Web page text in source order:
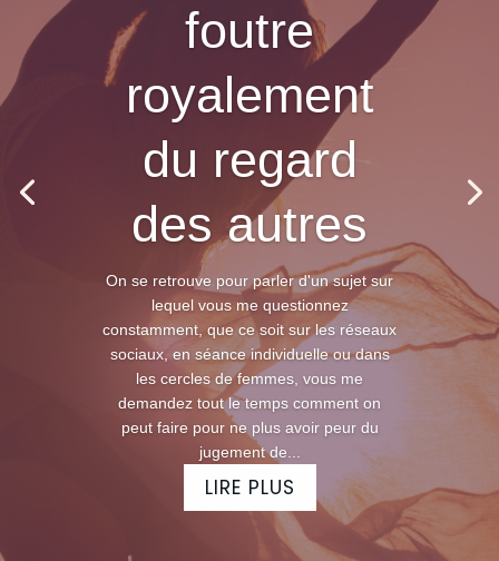
foutre
royalement
du regard
des autres
On se retrouve pour parler d'un sujet sur
lequel vous me questionnez
constamment, que ce soit sur les réseaux
sociaux, en séance individuelle ou dans
les cercles de femmes, vous me
demandez tout le temps comment on
peut faire pour ne plus avoir peur du
jugement de...
LIRE PLUS